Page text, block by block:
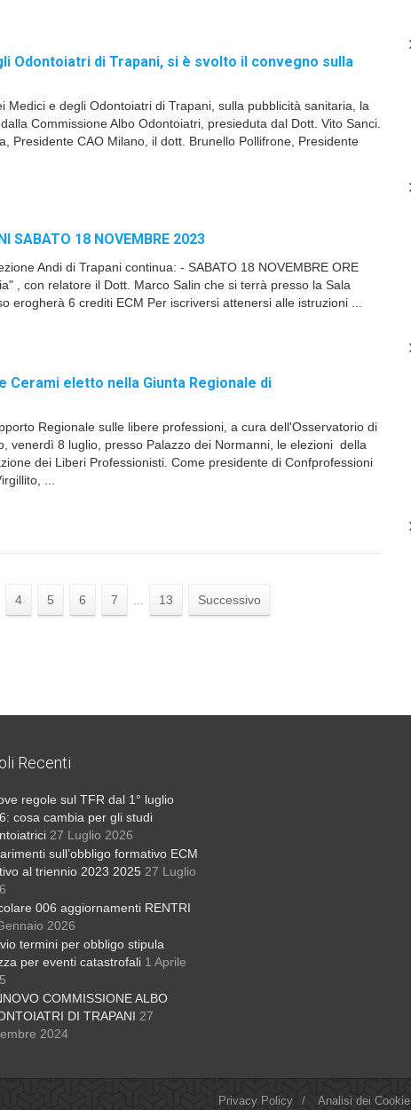
Odontoiatri di Trapani, si è svolto il convegno sulla
Medici e degli Odontoiatri di Trapani, sulla pubblicità sanitaria, la
Commissione Albo Odontoiatri, presieduta dal Dott. Vito Sanci.
Presidente CAO Milano, il dott. Brunello Pollifrone, Presidente
SABATO 18 NOVEMBRE 2023
Andi di Trapani continua: - SABATO 18 NOVEMBRE ORE
, con relatore il Dott. Marco Salin che si terrà presso la Sala
erogherà 6 crediti ECM Per iscriversi attenersi alle istruzioni ...
Cerami eletto nella Giunta Regionale di
Regionale sulle libere professioni, a cura dell'Osservatorio di
venerdì 8 luglio, presso Palazzo dei Normanni, le elezioni della
dei Liberi Professionisti. Come presidente di Confprofessioni
...
4 5 6 7 13 Successivo
Recenti
regole sul TFR dal 1° luglio
cosa cambia per gli studi
27 Luglio 2026
sull’obbligo formativo ECM
al triennio 2023 2025 27 Luglio
006 aggiornamenti RENTRI
2026
termini per obbligo stipula
per eventi catastrofali 1 Aprile
COMMISSIONE ALBO
DI TRAPANI 27
2024
Privacy Policy / Analisi dei Cookie